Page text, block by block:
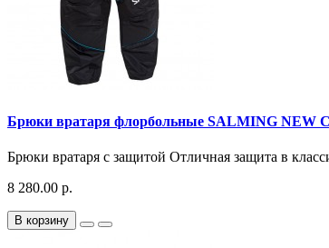
Брюки вратаря флорбольные SALMING NEW
Брюки вратаря с защитой Отличная защита в
8 280.00 р.
В корзину